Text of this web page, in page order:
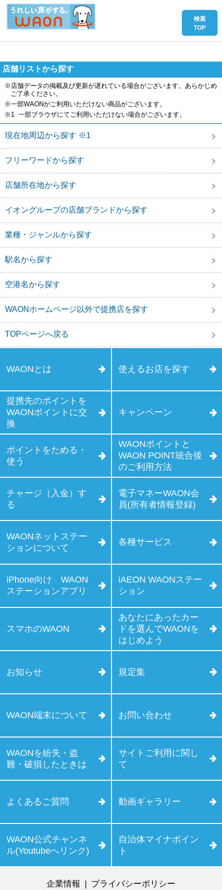
店舗リストから探す
※店舗データの掲載及び更新が遅れている場合がございます。あらかじめ
ご了承ください。
※一部WAONがご利用いただけない商品がございます。
※1 一部ブラウザにてご利用いただけない場合がございます。
現在地周辺から探す ※1
フリーワードから探す
店舗所在地から探す
イオングループの店舗ブランドから探す
業種・ジャンルから探す
駅名から探す
空港名から探す
WAONホームページ以外で提携店を探す
TOPページへ戻る